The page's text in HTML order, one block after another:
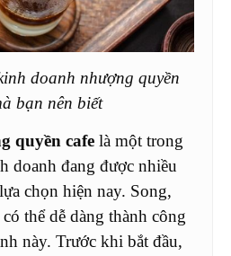
doanh nhượng quyền
bạn nên biết
quyền cafe là một trong
doanh đang được nhiều
chọn hiện nay. Song,
thể dễ dàng thành công
này. Trước khi bắt đầu,